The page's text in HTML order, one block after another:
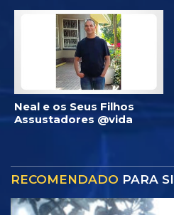
Neal e os Seus Filhos
Assustadores @vida
RECOMENDADO PARA SI